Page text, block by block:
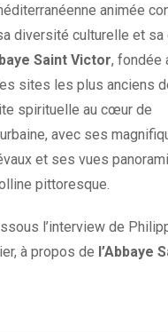
animée
diversité culturelle et sa
Saint Victor, fondée
sites les plus anciens
spirituelle au cœur de
avec ses
et ses vues
pittoresque.
l’interview de
à propos de l’Abbaye